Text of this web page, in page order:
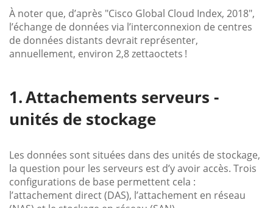
À noter que, d’après "Cisco Global Cloud Index, 2018",
l’échange de données via l’interconnexion de centres
de données distants devrait représenter,
annuellement, environ 2,8 zettaoctets !
Attachements serveurs -
unités de stockage
Les données sont situées dans des unités de stockage,
la question pour les serveurs est d’y avoir accès. Trois
configurations de base permettent cela :
l’attachement direct (DAS), l’attachement en réseau